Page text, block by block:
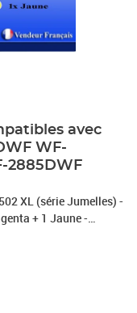
avec
WF-
2885DWF
XL (série Jumelles) -
+ 1 Jaune -
avec un
- Encre de haute
- Marque